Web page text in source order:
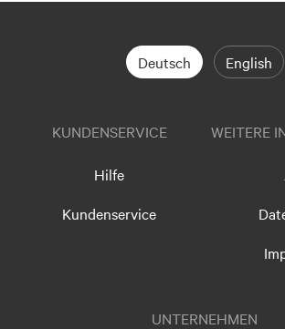
Deutsch English
KUNDENSERVICE
Hilfe
Kundenservice
WEITERE
UNTERNEHMEN